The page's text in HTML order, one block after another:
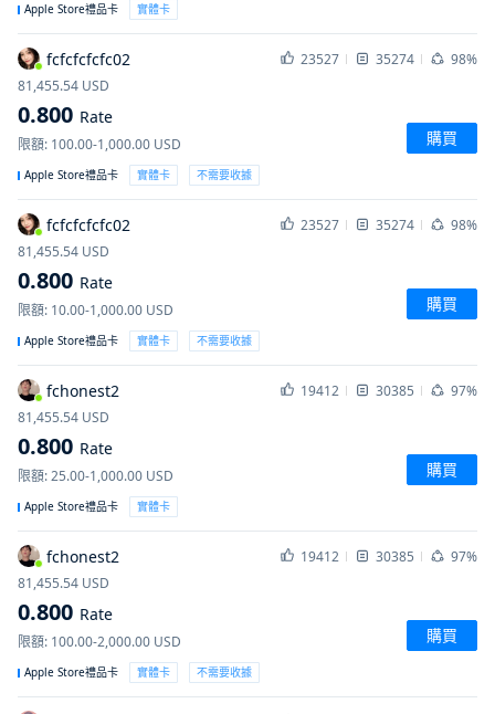
Apple Store禮品卡 實體卡
fcfcfcfcfc02 23527 35274
98%
81,455.54 USD
0.800 Rate
限額: 100.00-1,000.00 USD 購買
Apple Store禮品卡 實體卡 不需要收據
fcfcfcfcfc02 23527 35274
98%
81,455.54 USD
0.800 Rate
限額: 10.00-1,000.00 USD 購買
Apple Store禮品卡 實體卡 不需要收據
fchonest2 19412 30385
97%
81,455.54 USD
0.800 Rate
限額:25.00-1,000.00 USD 購買
Apple Store禮品卡 實體卡
fchonest2 19412 30385
97%
81,455.54 USD
0.800 Rate
限額: 100.00-2,000.00 USD 購買
Apple Store禮品卡 實體卡 不需要收據